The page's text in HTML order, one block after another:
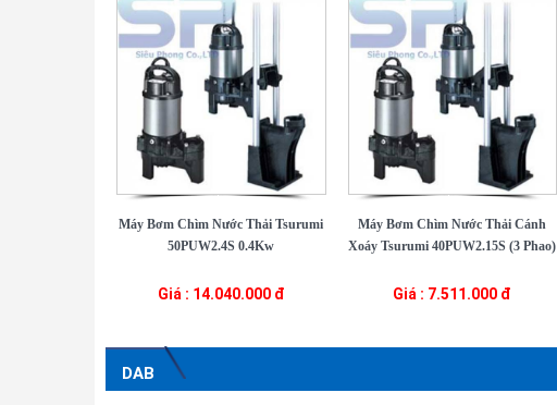
Máy Bơm Chìm Nước Thải Tsurumi
50PUW2.4S 0.4Kw
Giá : 14.040.000 đ
Máy Bơm Chìm Nước Thải Cánh
Xoáy Tsurumi 40PUW2.15S (3 Phao)
Giá : 7.511.000 đ
DAB